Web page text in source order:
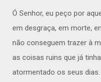
Ó Senhor, eu peço por
em desgraça, em morte,
não conseguem trazer à
as coisas ruins que já
atormentado os seus